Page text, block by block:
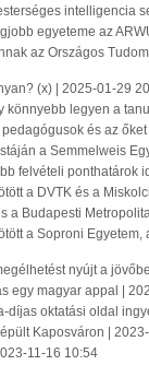
intelligencia
egyeteme az
az Országos
(x) | 2025-01-29
könnyebb legyen a
és az
a Semmelweis
felvételi ponthatárok
a DVTK és a
a Budapesti
a Soproni
nyújt a
egy magyar appal |
díjas oktatási oldal
Kaposváron |
11-16 10:54